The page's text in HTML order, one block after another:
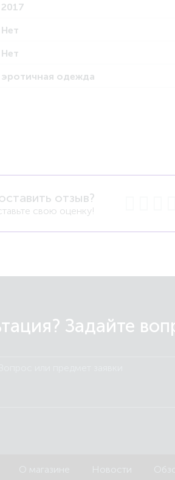
2017
Нет
Нет
эротичная одежда
отзыв?
свою оценку!
Задайте
О магазине Новости